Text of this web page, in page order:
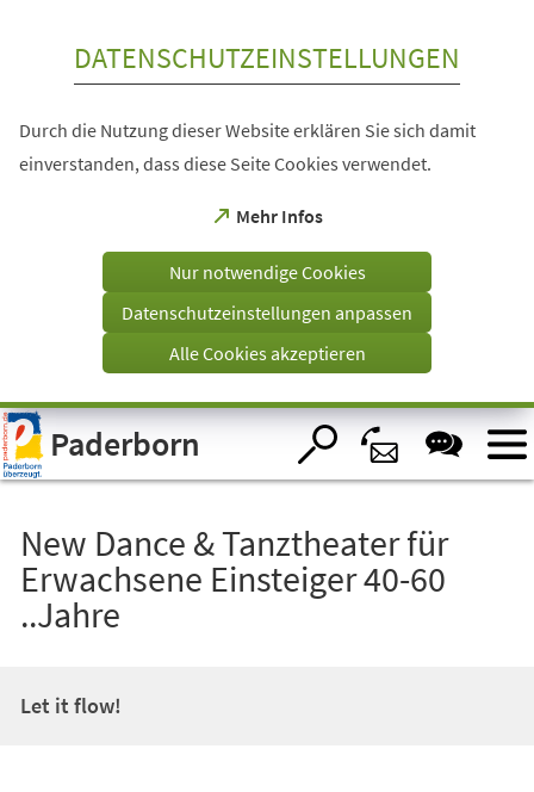
Visuelle
Assistenzsoftware
öffnen.
DATENSCHUTZEINSTELLUNGEN
Durch die Nutzung dieser Website erklären Sie sich damit
einverstanden, dass diese Seite Cookies verwendet.
Mehr Infos
(Öffnet
einem
Tab)
Nur notwendige Cookies
Datenschutzeinstellungen anpassen
Alle Cookies akzeptieren
Paderborn
New Dance & Tanztheater für
Erwachsene Einsteiger 40-60
..Jahre
Let it flow!